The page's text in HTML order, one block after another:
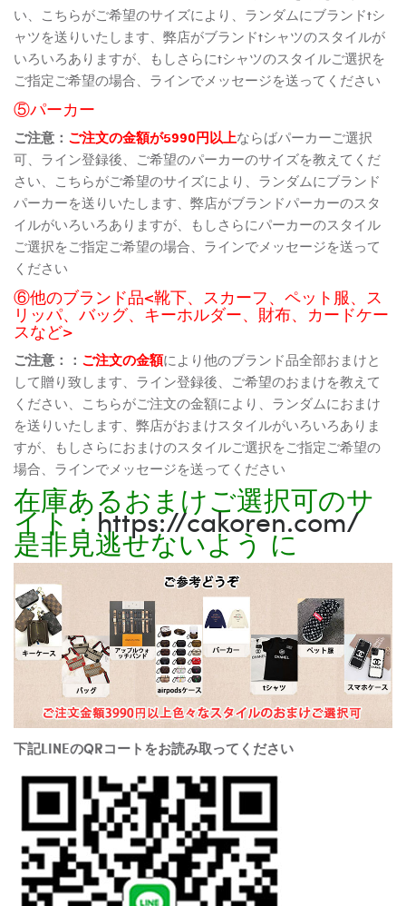
い、こちらがご希望のサイズにより、ランダムにブランドtシ
ャツを送りいたします、弊店がブランドtシャツのスタイルが
いろいろありますが、もしさらにtシャツのスタイルご選択を
ご指定ご希望の場合、ラインでメッセージを送ってください
⑤パーカー
ご注意： ご注文の金額が5990円以上ならばパーカーご選択
可、ライン登録後、ご希望のパーカーのサイズを教えてくだ
さい、こちらがご希望のサイズにより、ランダムにブランド
パーカーを送りいたします、弊店がブランドパーカーのスタ
イルがいろいろありますが、もしさらにパーカーのスタイル
ご選択をご指定ご希望の場合、ラインでメッセージを送って
ください
⑥他のブランド品<靴下、スカーフ、ペット服、ス
リッパ、バッグ、キーホルダー、財布、カードケー
スなど>
ご注意：： ご注文の金額により他のブランド品全部おまけと
して贈り致します、ライン登録後、ご希望のおまけを教えて
ください、こちらがご注文の金額により、ランダムにおまけ
を送りいたします、弊店がおまけスタイルがいろいろありま
すが、もしさらにおまけのスタイルご選択をご指定ご希望の
場合、ラインでメッセージを送ってください
在庫あるおまけご選択可のサ
イト：https://cakoren.com/
是非見逃せないよう に
下記LINEのQRコートをお読み取ってください